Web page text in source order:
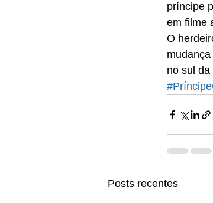
príncipe
em filme
O
no sul
Posts recentes